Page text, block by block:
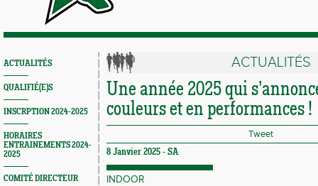
ACTUALITÉS
QUALIFIÉ(E)S
INSCRPTION 2024-2025
HORAIRES
ENTRAINEMENTS 2024-
2025
COMITÉ DIRECTEUR
ACTUALITÉS
Une année 2025 qui
couleurs et en performances !
Tweet
8 Janvier 2025 - SA
INDOOR